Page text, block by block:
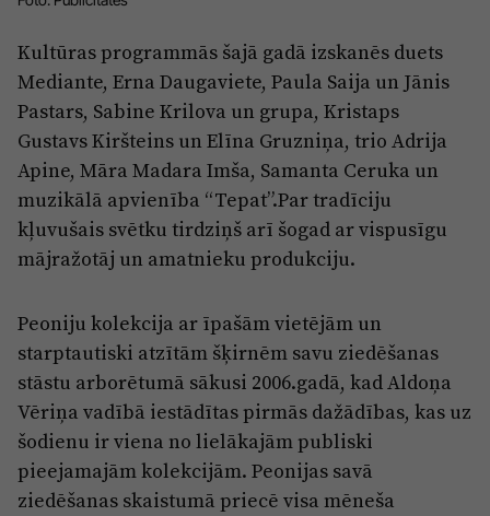
Jūrmala
Par laikrakstu
Privātuma politika
Ētikas kodekss
Lietošanas noteikumi
Pārredzamības paziņojumi
Sludinājumi
Kultūras programmās šajā gadā izskanēs duets
Mediante, Erna Daugaviete, Paula Saija un Jānis
Pastars, Sabine Krilova un grupa, Kristaps
Gustavs Kiršteins un Elīna Gruzniņa, trio Adrija
Apine, Māra Madara Imša, Samanta Ceruka un
muzikālā apvienība “Tepat”.Par tradīciju
kļuvušais svētku tirdziņš arī šogad ar vispusīgu
mājražotāj un amatnieku produkciju.
Peoniju kolekcija ar īpašām vietējām un
starptautiski atzītām šķirnēm savu ziedēšanas
stāstu arborētumā sākusi 2006.gadā, kad Aldoņa
Vēriņa vadībā iestādītas pirmās dažādības, kas uz
šodienu ir viena no lielākajām publiski
pieejamajām kolekcijām. Peonijas savā
ziedēšanas skaistumā priecē visa mēneša